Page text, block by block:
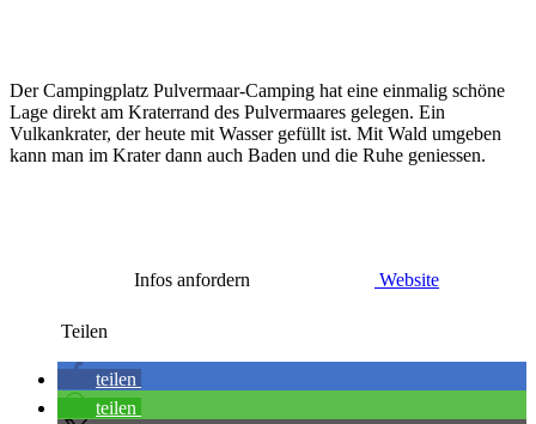
Der Campingplatz Pulvermaar-Camping hat eine einmalig schöne
Lage direkt am Kraterrand des Pulvermaares gelegen. Ein
Vulkankrater, der heute mit Wasser gefüllt ist. Mit Wald umgeben
kann man im Krater dann auch Baden und die Ruhe geniessen.
Infos anfordern Website
Teilen
teilen
teilen